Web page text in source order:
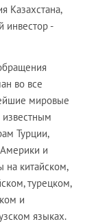
Казахстана,
инвестор -
во все
мировые
Турции,
и
на китайском,
турецком,
и
языках.